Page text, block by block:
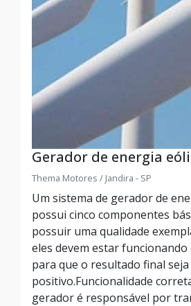
Gerador de energia
Thema Motores / Jandira - SP
Um sistema de gerador de
possui cinco componentes
possuir uma qualidade
eles devem estar
para que o resultado final
positivo.Funcionalidade
gerador é responsável por